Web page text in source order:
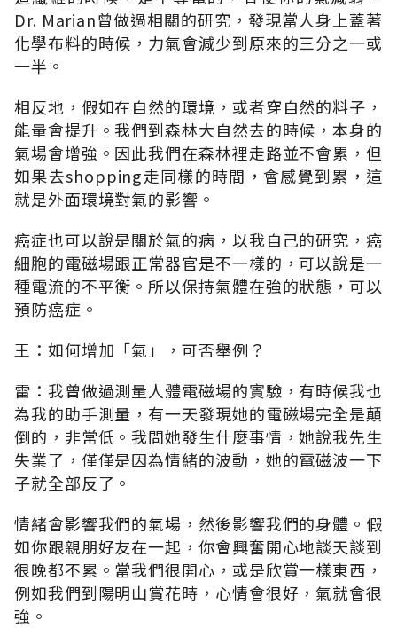
Dr. Marian曾做過相關的研究，發現當人身上蓋著
化學布料的時候，力氣會減少到原來的三分之一或
一半。
相反地，假如在自然的環境，或者穿自然的料子，
能量會提升。我們到森林大自然去的時候，本身的
氣場會增強。因此我們在森林裡走路並不會累，但
如果去shopping走同樣的時間，會感覺到累，這
就是外面環境對氣的影響。
癌症也可以說是關於氣的病，以我自己的研究，癌
細胞的電磁場跟正常器官是不一樣的，可以說是一
種電流的不平衡。所以保持氣體在強的狀態，可以
預防癌症。
王：如何增加「氣」，可否舉例？
雷：我曾做過測量人體電磁場的實驗，有時候我也
為我的助手測量，有一天發現她的電磁場完全是顛
倒的，非常低。我問她發生什麼事情，她說我先生
失業了，僅僅是因為情緒的波動，她的電磁波一下
子就全部反了。
情緒會影響我們的氣場，然後影響我們的身體。假
如你跟親朋好友在一起，你會興奮開心地談天談到
很晚都不累。當我們很開心，或是欣賞一樣東西，
例如我們到陽明山賞花時，心情會很好，氣就會很
強。